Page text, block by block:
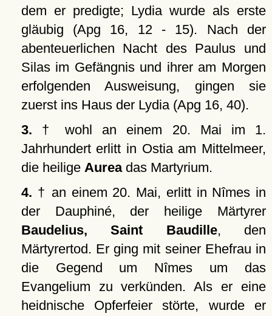
dem er predigte; Lydia wurde als erste
gläubig (Apg 16, 12 - 15). Nach der
abenteuerlichen Nacht des Paulus und
Silas im Gefängnis und ihrer am Morgen
erfolgenden Ausweisung, gingen sie
zuerst ins Haus der Lydia (Apg 16, 40).
3. † wohl an einem 20. Mai im 1.
Jahrhundert erlitt in Ostia am Mittelmeer,
die heilige Aureadas Martyrium.
4. † an einem 20. Mai, erlitt in Nîmes in
der Dauphiné, der heilige Märtyrer
Baudelius, Saint Baudille, den
Märtyrertod. Er ging mit seiner Ehefrau in
die Gegend um Nîmes um das
Evangelium zu verkünden. Als er eine
heidnische Opferfeier störte, wurde er